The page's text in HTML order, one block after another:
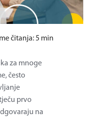
čitanja:5 min
za mnoge
često
prvo
na